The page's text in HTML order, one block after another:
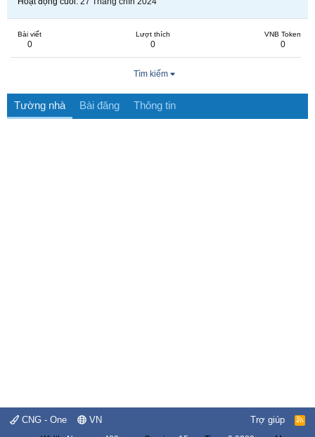
Bài viết
0
Lượt thích
0
VNB Token
0
Tìm kiếm
Tường nhà Bài đăng Thông tin
CNG - One VN Trợ giúp
R